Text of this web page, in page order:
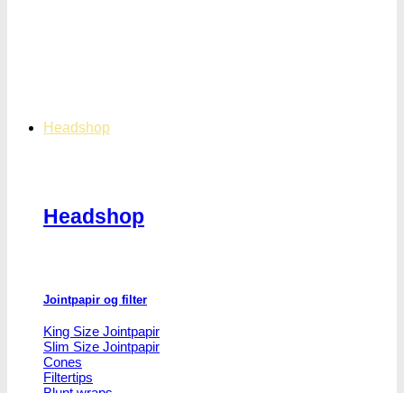
Headshop
Headshop
Jointpapir og filter
King Size Jointpapir
Slim Size Jointpapir
Cones
Filtertips